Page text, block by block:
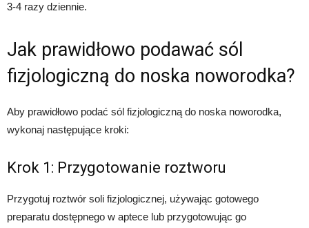
3-4 razy dziennie.
Jak prawidłowo podawać sól
fizjologiczną do noska noworodka?
Aby prawidłowo podać sól fizjologiczną do noska noworodka,
wykonaj następujące kroki:
Krok 1: Przygotowanie roztworu
Przygotuj roztwór soli fizjologicznej, używając gotowego
preparatu dostępnego w aptece lub przygotowując go